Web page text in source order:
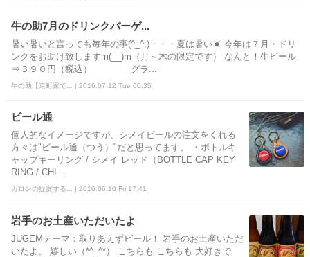
牛の助7月のドリンクバーゲ...
暑い暑いと言っても毎年の事(^_^;)・・・夏は暑い☀ 今年は７月・ドリ
ンクをお助け致しますm(__)m（月～木の限定です） なんと！生ビール
⇒３９０円（税込） グラ...
牛の助【京町家で... | 2016.07.12 Tue 00:35
ビール通
個人的なイメージですが、シメイビールの注文をくれる
方々は"ビール通（つう）"だと思ってます。 ・ボトルキ
ャップキーリング / シメイ レッド（BOTTLE CAP KEY
RING / CHI...
ガロンの提案する... | 2016.06.10 Fri 17:41
岩手のお土産いただいたよ
JUGEMテーマ：取りあえずビール！ 岩手のお土産いただ
いたよ。 嬉しい（*^_^*） こちらも こちらも 大好きで